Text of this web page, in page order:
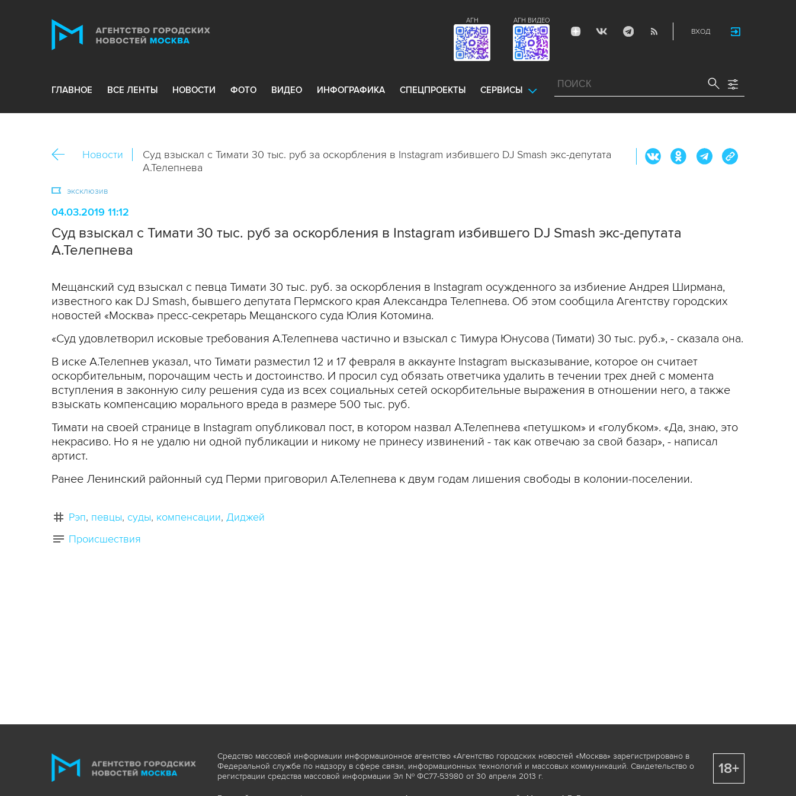
ВХОД
АГН ВИДЕО
АГН
ГЛАВНОЕ ВСЕ ЛЕНТЫ НОВОСТИ ФОТО ВИДЕО ИНФОГРАФИКА СПЕЦПРОЕКТЫ СЕРВИСЫ
Новости
Суд взыскал с Тимати 30 тыс. руб за оскорбления в Instagram избившего DJ Smash экс-депутата
А.Телепнева
эксклюзив
04.03.2019 11:12
Суд взыскал с Тимати 30 тыс. руб за оскорбления в Instagram избившего DJ Smash экс-депутата
А.Телепнева
Мещанский суд взыскал с певца Тимати 30 тыс. руб. за оскорбления в Instagram осужденного за избиение Андрея Ширмана,
известного как DJ Smash, бывшего депутата Пермского края Александра Телепнева. Об этом сообщила Агентству городских
новостей «Москва» пресс-секретарь Мещанского суда Юлия Котомина.
«Суд удовлетворил исковые требования А.Телепнева частично и взыскал с Тимура Юнусова (Тимати) 30 тыс. руб.», - сказала она.
В иске А.Телепнев указал, что Тимати разместил 12 и 17 февраля в аккаунте Instagram высказывание, которое он считает
оскорбительным, порочащим честь и достоинство. И просил суд обязать ответчика удалить в течении трех дней с момента
вступления в законную силу решения суда из всех социальных сетей оскорбительные выражения в отношении него, а также
взыскать компенсацию морального вреда в размере 500 тыс. руб.
Тимати на своей странице в Instagram опубликовал пост, в котором назвал А.Телепнева «петушком» и «голубком». «Да, знаю, это
некрасиво. Но я не удалю ни одной публикации и никому не принесу извинений - так как отвечаю за свой базар», - написал
артист.
Ранее Ленинский районный суд Перми приговорил А.Телепнева к двум годам лишения свободы в колонии-поселении.
Рэп певцы суды компенсации Диджей
Происшествия
Средство массовой информации информационное агентство «Агентство городских новостей «Москва» зарегистрировано в
Федеральной службе по надзору в сфере связи, информационных технологий и массовых коммуникаций. Свидетельство о
регистрации средства массовой информации Эл № ФС77-53980 от 30 апреля 2013 г.
18+